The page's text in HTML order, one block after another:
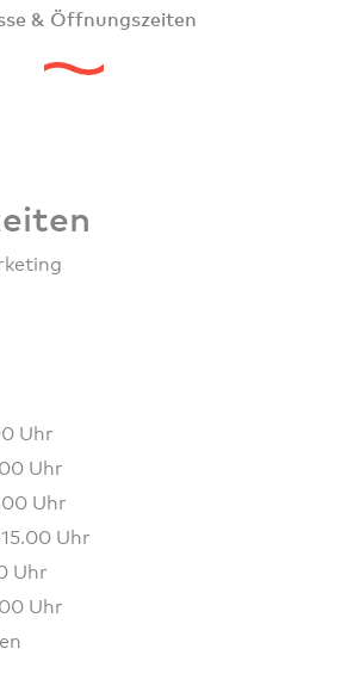
& Öffnungszeiten
Uhr
Uhr
Uhr
Uhr
Uhr
Uhr